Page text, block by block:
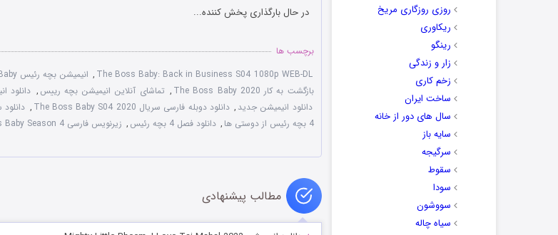
روزی روزگاری مریخ
ریکاوری
رینگو
زار و زندگی
زخم کاری
ساخت ایران
سال های دور از خانه
سایه باز
سرگیجه
سقوط
سودا
سووشون
سیاه چاله
در حال بارگذاری پخش کننده...
برچسب ها
The Boss Baby: Back in Business S04 1080p WEB-DL
, انیمیشن بچه رئیس The Boss Baby فصل چهارم
بازگشت به کار The Boss Baby 2020
, تماشای آنلاین انیمیشن بچه رییس , دانلود
دانلود انیمیشن جدید , دانلود دوبله فارسی سریال The Boss Baby S04 2020 , دانلود
4 بچه رئیس از دوستی ها
, دانلود فصل 4 بچه رئیس , زیرنویس فارسی The Boss Baby Season 4
مطالب پیشنهادی